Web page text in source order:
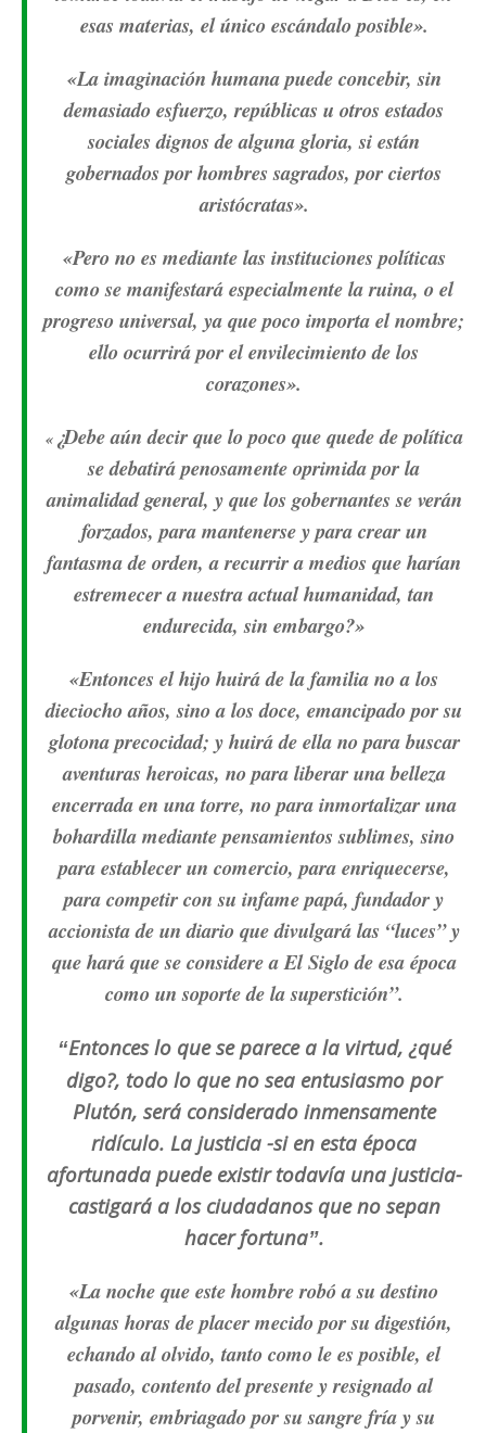
esas materias, el único escándalo posible».
«La imaginación humana puede concebir, sin
demasiado esfuerzo, repúblicas u otros estados
sociales dignos de alguna gloria, si están
gobernados por hombres sagrados, por ciertos
aristócratas».
«Pero no es mediante las instituciones políticas
como se manifestará especialmente la ruina, o el
progreso universal, ya que poco importa el nombre;
ello ocurrirá por el envilecimiento de los
corazones».
«¿Debe aún decir que lo poco que quede de política
se debatirá penosamente oprimida por la
animalidad general, y que los gobernantes se verán
forzados, para mantenerse y para crear un
fantasma de orden, a recurrir a medios que harían
estremecer a nuestra actual humanidad, tan
endurecida, sin embargo?»
«Entonces el hijo huirá de la familia no a los
dieciocho años, sino a los doce, emancipado por su
glotona precocidad; y huirá de ella no para buscar
aventuras heroicas, no para liberar una belleza
encerrada en una torre, no para inmortalizar una
bohardilla mediante pensamientos sublimes, sino
para establecer un comercio, para enriquecerse,
para competir con su infame papá, fundador y
accionista de un diario que divulgará las “luces” y
que hará que se considere a El Siglo de esa época
como un soporte de la superstición”.
“Entonces lo que se parece a la virtud, ¿qué
digo?, todo lo que no sea entusiasmo por
Plutón, será considerado inmensamente
ridículo. La justicia -si en esta época
afortunada puede existir todavía una justicia-
castigará a los ciudadanos que no sepan
hacer fortuna”.
«La noche que este hombre robó a su destino
algunas horas de placer mecido por su digestión,
echando al olvido, tanto como le es posible, el
pasado, contento del presente y resignado al
porvenir, embriagado por su sangre fría y su